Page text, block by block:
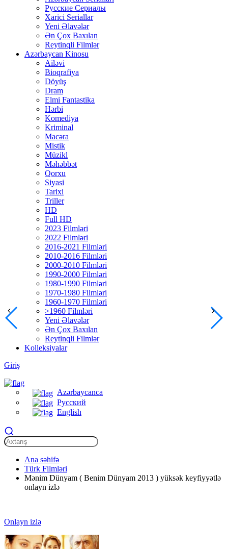
Русские Сериалы
Xarici Seriallar
Yeni Əlavələr
Ən Çox Baxılan
Reytinqli Filmlər
Azərbaycan Kinosu
Ailəvi
Bioqrafiya
Döyüş
Dram
Elmi Fantastika
Hərbi
Komediya
Kriminal
Macəra
Mistik
Müzikl
Məhəbbət
Qorxu
Siyasi
Tarixi
Triller
HD
Full HD
2023 Filmləri
2022 Filmləri
2016-2021 Filmləri
2010-2016 Filmləri
2000-2010 Filmləri
1990-2000 Filmləri
1980-1990 Filmləri
1970-1980 Filmləri
1960-1970 Filmləri
>1960 Filmləri
Yeni Əlavələr
Ən Çox Baxılan
Reytinqli Filmlər
Kolleksiyalar
Giriş
Azərbaycanca
Русский
English
Ana səhifə
Türk Filmləri
Mənim Dünyam ( Benim Dünyam 2013 ) yüksək keyfiyyətlə
onlayn izlə
Onlayn izlə